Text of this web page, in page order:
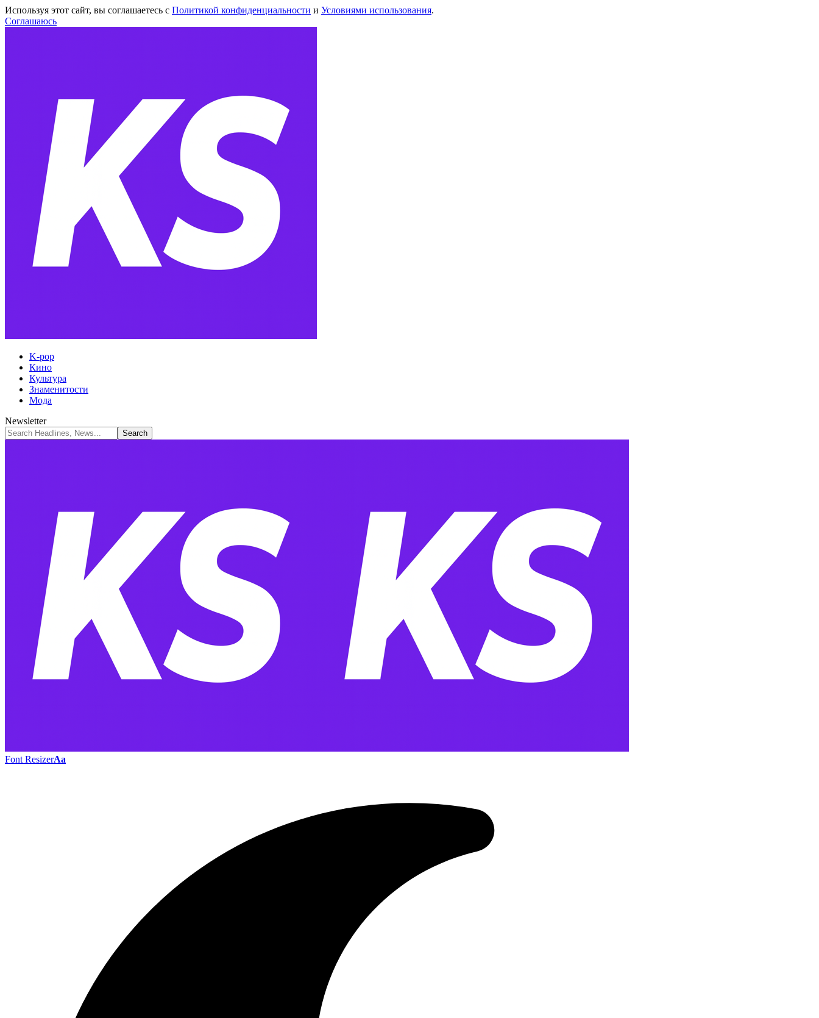
Используя этот сайт, вы соглашаетесь с Политикой конфиденциальности и Условиями использования.
Соглашаюсь
K-pop
Кино
Культура
Знаменитости
Мода
Newsletter
Font ResizerAa